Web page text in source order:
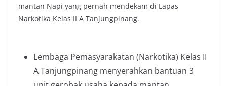
mantan Napi yang pernah mendekam di Lapas
Narkotika Kelas II A Tanjungpinang.
Lembaga Pemasyarakatan (Narkotika) Kelas II
A Tanjungpinang menyerahkan bantuan 3